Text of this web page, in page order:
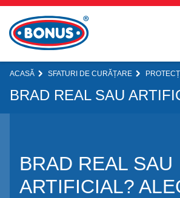
ACASĂ SFATURI DE CURĂȚARE
BRAD REAL SAU
BRAD REAL SAU
ARTIFICIAL?